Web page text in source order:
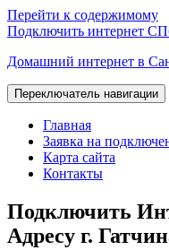
Перейти к содержимому
Подключить интернет
Домашний интернет в
Переключатель навигации
Главная
Заявка на
Карта сайта
Контакты
Подключить
Адресу г.